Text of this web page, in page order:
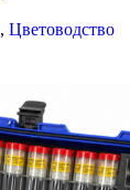
, Цветоводство